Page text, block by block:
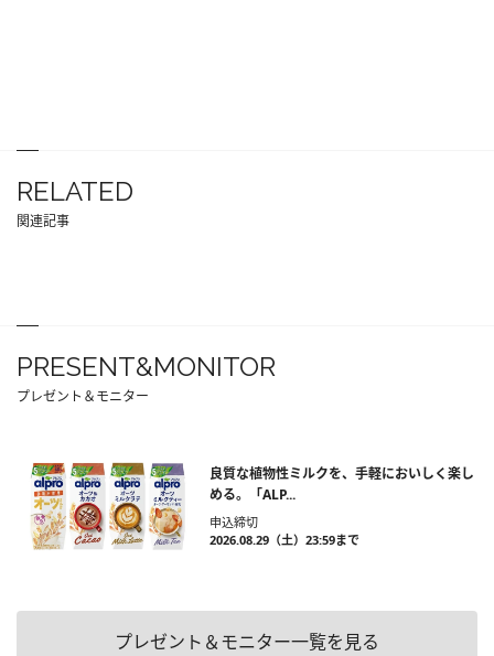
RELATED
関連記事
PRESENT&MONITOR
プレゼント＆モニター
良質な植物性ミルクを、手軽においしく楽し
める。「ALP...
申込締切
2026.08.29（土）23:59まで
プレゼント＆モニター一覧を見る